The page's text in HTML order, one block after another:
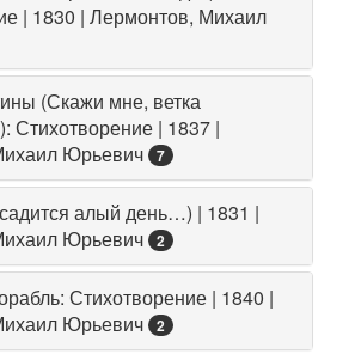
| 1830 | Лермонтов, Михаил
(Скажи мне, ветка
Стихотворение | 1837 |
Юрьевич
7
алый день…) | 1831 |
Юрьевич
2
Стихотворение | 1840 |
Юрьевич
2